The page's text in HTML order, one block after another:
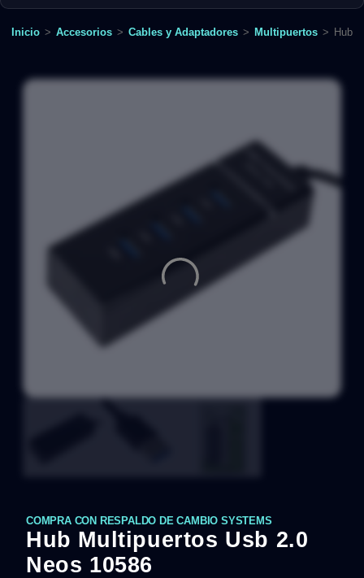
Inicio > Accesorios > Cables y Adaptadores > Multipuertos > Hub
COMPRA CON RESPALDO DE CAMBIO SYSTEMS
Hub Multipuertos Usb 2.0
Neos 10586